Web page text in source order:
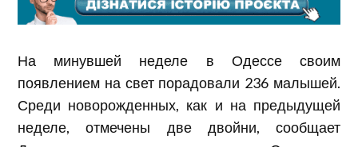
На минувшей неделе в Одессе своим
появлением на свет порадовали 236 малышей.
Среди новорожденных, как и на предыдущей
неделе, отмечены две двойни, сообщает